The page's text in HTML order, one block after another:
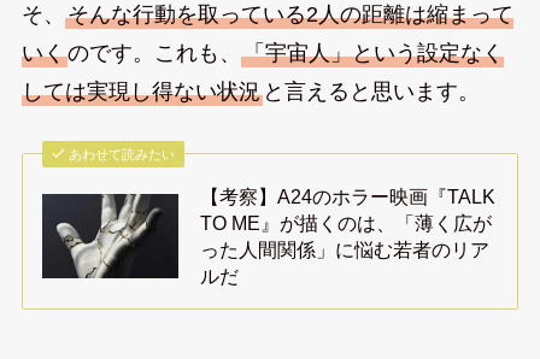
そ、 そんな行動を取っている2人の距離は縮まって
いくのです。これも、 「宇宙人」という設定なく
しては実現し得ない状況と言えると思います。
あわせて読みたい
【考察】A24のホラー映画『TALK
TO ME』が描くのは、「薄く広が
った人間関係」に悩む若者のリア
ルだ